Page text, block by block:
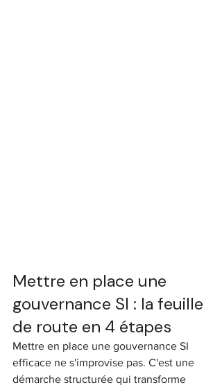
Mettre en place une
gouvernance SI : la feuille
de route en 4 étapes
Mettre en place une gouvernance SI
efficace ne s'improvise pas. C'est une
démarche structurée qui transforme